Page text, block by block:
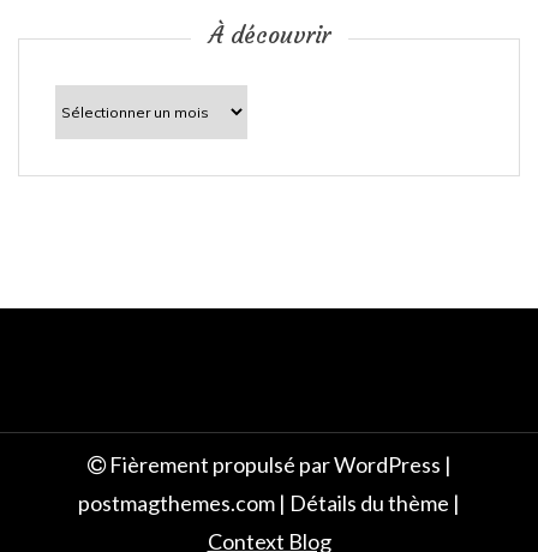
c
À découvrir
découvrir
Fièrement propulsé par WordPress |
postmagthemes.com | Détails du thème |
Context Blog